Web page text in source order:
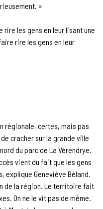
»
rire les gens en leur lisant une
rire les gens en leur
régionale, certes, mais pas
cracher sur la grande ville
du parc de La Vérendrye.
vient du fait que les gens
explique Geneviève Béland.
de la région. Le territoire fait
On ne le vit pas de même.